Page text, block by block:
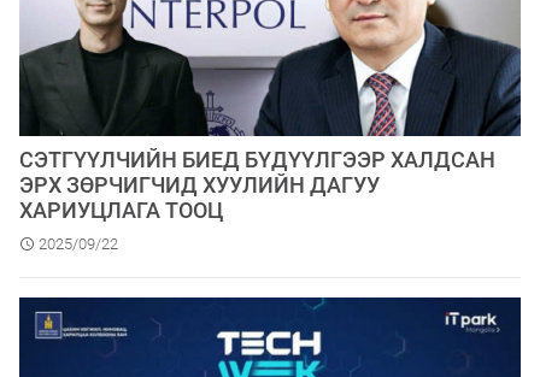
СЭТГҮҮЛЧИЙН БИЕД БҮДҮҮЛГЭЭР ХАЛДСАН
ЭРХ ЗӨРЧИГЧИД ХУУЛИЙН ДАГУУ
ХАРИУЦЛАГА ТООЦ
2025/09/22